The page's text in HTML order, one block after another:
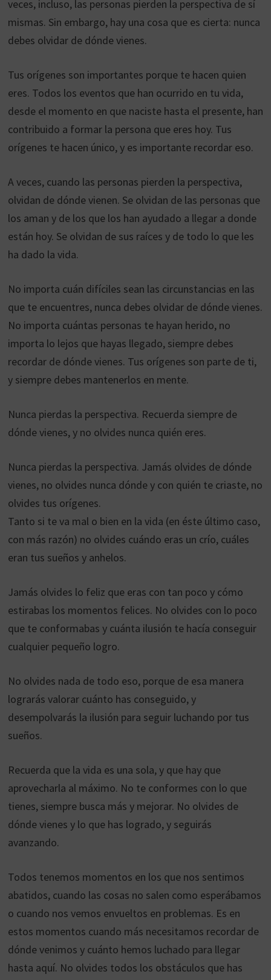
veces, incluso, las personas pierden la perspectiva de sí
mismas. Sin embargo, hay una cosa que es cierta: nunca
debes olvidar de dónde vienes.
Tus orígenes son importantes porque te hacen quien
eres. Todos los eventos que han ocurrido en tu vida,
desde el momento en que naciste hasta el presente, han
contribuido a formar la persona que eres hoy. Tus
orígenes te hacen único, y es importante recordar eso.
A veces, cuando las personas pierden la perspectiva,
olvidan de dónde vienen. Se olvidan de las personas que
los aman y de los que los han ayudado a llegar a donde
están hoy. Se olvidan de sus raíces y de todo lo que les
ha dado la vida.
No importa cuán difíciles sean las circunstancias en las
que te encuentres, nunca debes olvidar de dónde vienes.
No importa cuántas personas te hayan herido, no
importa lo lejos que hayas llegado, siempre debes
recordar de dónde vienes. Tus orígenes son parte de ti,
y siempre debes mantenerlos en mente.
Nunca pierdas la perspectiva. Recuerda siempre de
dónde vienes, y no olvides nunca quién eres.
Nunca pierdas la perspectiva. Jamás olvides de dónde
vienes, no olvides nunca dónde y con quién te criaste, no
olvides tus orígenes.
Tanto si te va mal o bien en la vida (en éste último caso,
con más razón) no olvides cuándo eras un crío, cuáles
eran tus sueños y anhelos.
Jamás olvides lo feliz que eras con tan poco y cómo
estirabas los momentos felices. No olvides con lo poco
que te conformabas y cuánta ilusión te hacía conseguir
cualquier pequeño logro.
No olvides nada de todo eso, porque de esa manera
lograrás valorar cuánto has conseguido, y
desempolvarás la ilusión para seguir luchando por tus
sueños.
Recuerda que la vida es una sola, y que hay que
aprovecharla al máximo. No te conformes con lo que
tienes, siempre busca más y mejorar. No olvides de
dónde vienes y lo que has logrado, y seguirás
avanzando.
Todos tenemos momentos en los que nos sentimos
abatidos, cuando las cosas no salen como esperábamos
o cuando nos vemos envueltos en problemas. Es en
estos momentos cuando más necesitamos recordar de
dónde venimos y cuánto hemos luchado para llegar
hasta aquí. No olvides todos los obstáculos que has